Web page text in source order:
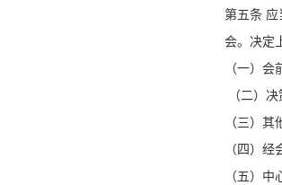
第五条 应
会。决定
（一）
（二）
（三）
（四）
（五）